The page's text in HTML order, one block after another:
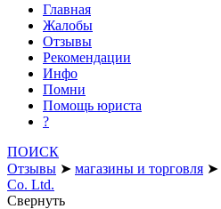
Главная
Жалобы
Отзывы
Рекомендации
Инфо
Помни
Помощь юриста
?
ПОИСК
Отзывы ➤ магазины и торговля ➤
Co. Ltd.
Свернуть